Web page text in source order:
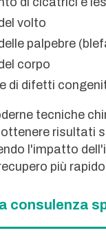
volto
palpebre
corpo
di difetti
tecniche
risultati
l'impatto
più
consulenza